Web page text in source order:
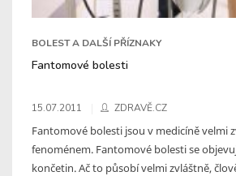
BOLEST A DALŠÍ PŘÍZNAKY
Fantomové bolesti
15.07.2011 ZDRAVĚ.CZ
Fantomové bolesti jsou v medicíně velmi
fenoménem. Fantomové bolesti se
končetin. Ač to působí velmi zvláštně,